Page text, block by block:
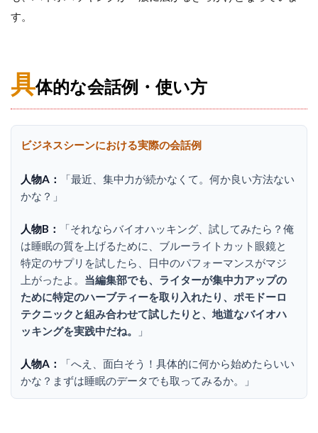
す。
具体的な会話例・使い方
ビジネスシーンにおける実際の会話例
人物A：
「最近、集中力が続かなくて。何か良い方法ない
かな？」
人物B：
「それならバイオハッキング、試してみたら？俺
は睡眠の質を上げるために、ブルーライトカット眼鏡と
特定のサプリを試したら、日中のパフォーマンスがマジ
上がったよ。 当編集部でも、ライターが集中力アップの
ために特定のハーブティーを取り入れたり、ポモドーロ
テクニックと組み合わせて試したりと、地道なバイオハ
ッキングを実践中だね。
」
人物A：
「へえ、面白そう！具体的に何から始めたらいい
かな？まずは睡眠のデータでも取ってみるか。」